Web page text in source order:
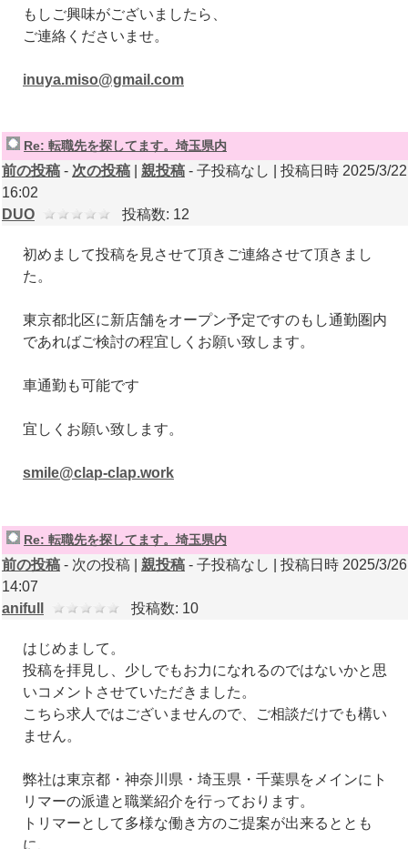
もしご興味がございましたら、
ご連絡くださいませ。
inuya.miso@gmail.com
Re: 転職先を探してます。埼玉県内
前の投稿 - 次の投稿 親投稿 - 子投稿なし | 投稿日時 2025/3/22
16:02
DUO
投稿数: 12
初めまして投稿を見させて頂きご連絡させて頂きまし
た。
東京都北区に新店舗をオープン予定ですのもし通勤圏内
であればご検討の程宜しくお願い致します。
車通勤も可能です
宜しくお願い致します。
smile@clap-clap.work
Re: 転職先を探してます。埼玉県内
前の投稿 - 次の投稿 | 親投稿 - 子投稿なし | 投稿日時 2025/3/26
14:07
anifull
投稿数: 10
はじめまして。
投稿を拝見し、少しでもお力になれるのではないかと思
いコメントさせていただきました。
こちら求人ではございませんので、ご相談だけでも構い
ません。
弊社は東京都・神奈川県・埼玉県・千葉県をメインにト
リマーの派遣と職業紹介を行っております。
トリマーとして多様な働き方のご提案が出来るととも
に、